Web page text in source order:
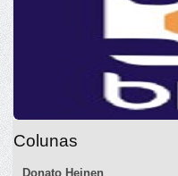
Colunas
Donato Heinen